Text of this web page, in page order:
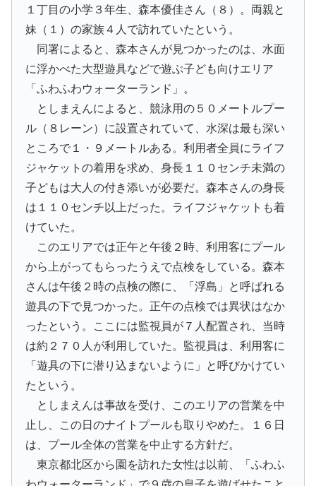
１丁目の小学３年生、森本優佳さん（８）。両親と
妹（１）の家族４人で訪れていたという。
同署によると、森本さんが見つかったのは、水面
に浮かべた大型遊具などで遊ぶ子ども向けエリア
「ふわふわウォーターランド」。
としまえんによると、競泳用の５０メートルプー
ル（８レーン）に設置されていて、水深は最も深い
ところで１・９メートルある。利用者全員にライフ
ジャケットの着用を求め、身長１１０センチ未満の
子どもは大人の付き添いが必要だ。森本さんの身長
は１１０センチ以上だった。ライフジャケットも着
けていた。
このエリアでは正午と午後２時、利用客にプール
から上がってもらったうえで点検をしている。森本
さんは午後２時の点検の際に、「浮島」と呼ばれる
遊具の下で見つかった。正午の点検では異状はなか
ったという。ここには監視員が７人配置され、当時
は約２７０人が利用していた。監視員は、利用客に
「遊具の下に潜り込まないように」と呼びかけてい
たという。
としまえんは事故を受け、このエリアの営業を中
止し、この日のナイトプールも取りやめた。１６日
は、プール全体の営業を中止する方針だ。
東京都北区から園を訪れた女性は以前、「ふわふ